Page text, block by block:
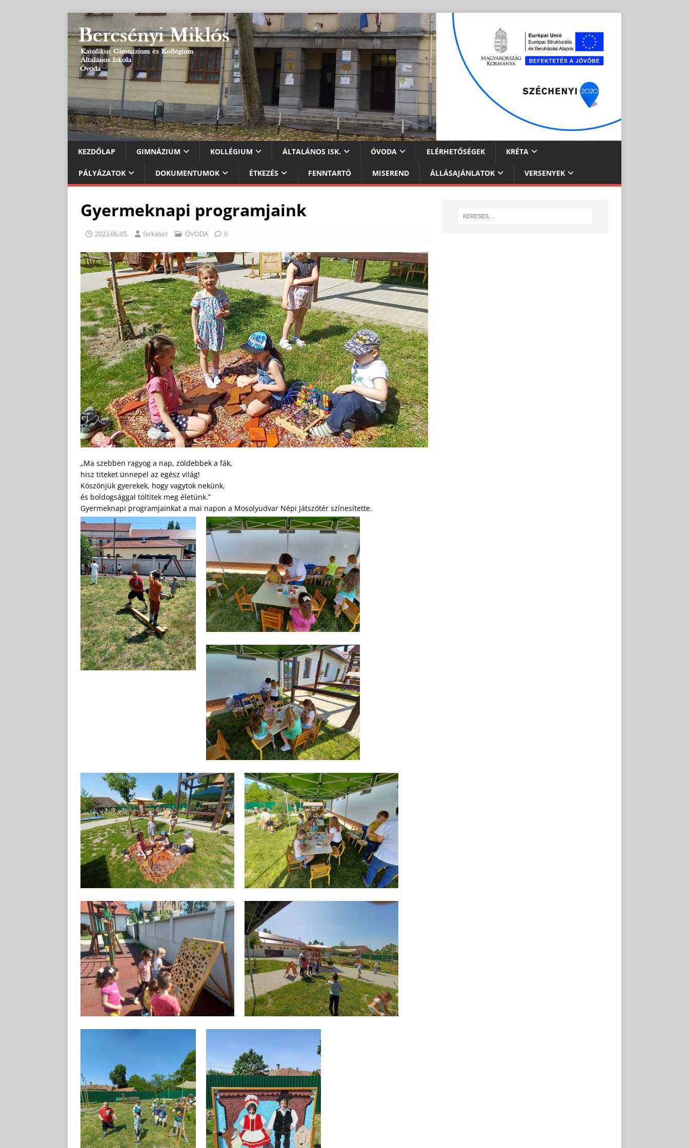
KEZDŐLAP GIMNÁZIUM KOLLÉGIUM ÁLTALÁNOS ISK. ÓVODA ELÉRHETŐSÉGEK KRÉTA
PÁLYÁZATOK DOKUMENTUMOK ÉTKEZÉS FENNTARTÓ MISEREND ÁLLÁSAJÁNLATOK VERSENYEK
Gyermeknapi programjaink
2023.06.05. farkasor ÓVODA 0
„Ma szebben ragyog a nap, zöldebbek a fák,
hisz titeket ünnepel az egész világ!
Köszönjük gyerekek, hogy vagytok nekünk,
és boldogsággal töltitek meg életünk.”
Gyermeknapi programjainkat a mai napon a Mosolyudvar Népi Játszótér színesítette.